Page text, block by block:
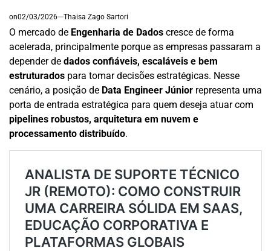
on02/03/2026 Thaisa Zago Sartori
O mercado de Engenharia de Dados cresce de forma
acelerada, principalmente porque as empresas passaram a
depender de dados confiáveis, escaláveis e bem
estruturados para tomar decisões estratégicas. Nesse
cenário, a posição de Data Engineer Júnior representa uma
porta de entrada estratégica para quem deseja atuar com
pipelines robustos, arquitetura em nuvem e
processamento distribuído.